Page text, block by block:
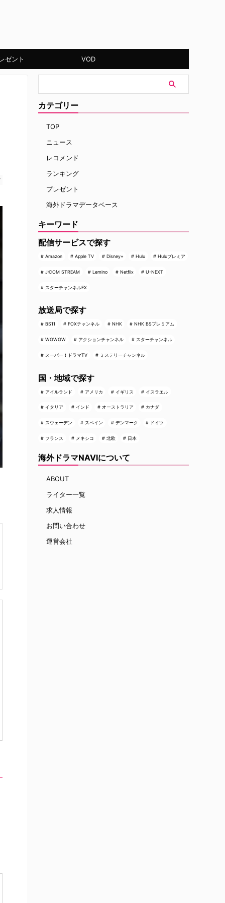
ゼント VOD
カテゴリー
TOP
ニュース
レコメンド
ランキング
プレゼント
海外ドラマデータベース
キーワード
配信サービスで探す
Amazon Apple TV Disney+ Hulu Huluプレミア
J:COM STREAM Lemino Netflix U-NEXT
スターチャンネルEX
放送局で探す
BS11 FOXチャンネル NHK NHK BSプレミアム
WOWOW アクションチャンネル スターチャンネル
スーパー！ドラマTV ミステリーチャンネル
国・地域で探す
アイルランド アメリカ イギリス イスラエル
イタリア インド オーストラリア カナダ
スウェーデン スペイン デンマーク ドイツ
フランス メキシコ 北欧 日本
海外ドラマNAVIについて
ABOUT
ライター一覧
求人情報
お問い合わせ
運営会社